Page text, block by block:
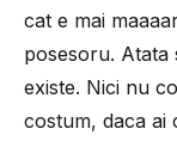
cat e mai
posesoru. Atata
existe. Nici nu
costum, daca ai